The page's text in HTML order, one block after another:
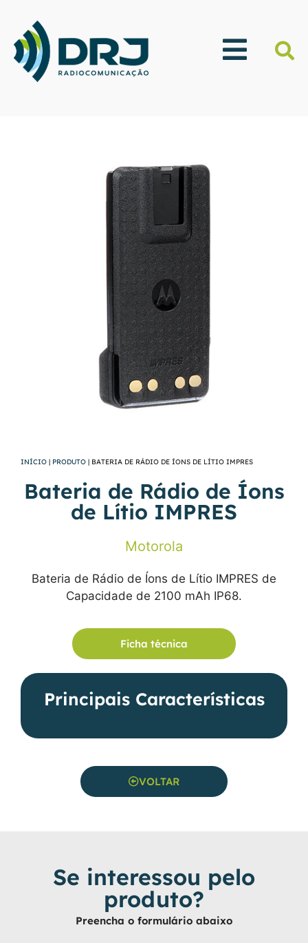
INÍCIO | PRODUTO | BATERIA DE RÁDIO DE ÍONS DE LÍTIO IMPRES
Bateria de Rádio de Íons
de Lítio IMPRES
Motorola
Bateria de Rádio de Íons de Lítio IMPRES de
Capacidade de 2100 mAh IP68.
Ficha técnica
Principais Características
VOLTAR
Se interessou pelo
produto?
Preencha o formulário abaixo